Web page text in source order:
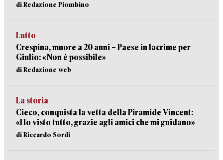
di Redazione Piombino
Lutto
Crespina, muore a 20 anni – Paese in lacrime per
Giulio: «Non è possibile»
di Redazione web
La storia
Cieco, conquista la vetta della Piramide Vincent:
«Ho visto tutto, grazie agli amici che mi guidano»
di Riccardo Sordi